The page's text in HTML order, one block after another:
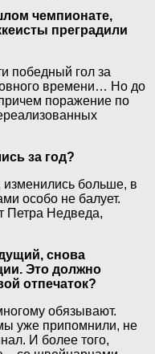
чемпионате,
преградили
победный гол за
времени… Но до
поражение по
за год?
изменились больше, в
особо не балует.
Петра Недведа,
снова
Это должно
отпечаток?
обязывают.
уже припомнили, не
И более того,